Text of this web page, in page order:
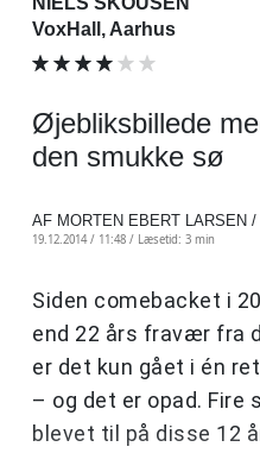
VoxHall, Aarhus
Øjebliksbillede
den smukke sø
AF MORTEN EBERT LARSEN
19.12.2014 / 11:48 / Læsetid: 3 min
Siden comebacket i
end 22 års fravær fra
er det kun gået i én
– og det er opad. Fire
blevet til på disse 12